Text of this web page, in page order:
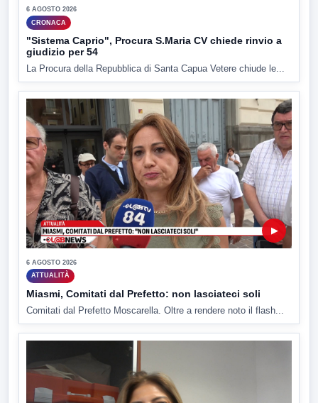
6 AGOSTO 2026
CRONACA
"Sistema Caprio", Procura S.Maria CV chiede rinvio a
giudizio per 54
La Procura della Repubblica di Santa Capua Vetere chiude le...
▶
6 AGOSTO 2026
ATTUALITÀ
Miasmi, Comitati dal Prefetto: non lasciateci soli
Comitati dal Prefetto Moscarella. Oltre a rendere noto il flash...